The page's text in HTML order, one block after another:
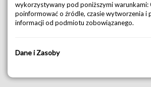
wykorzystywany pod poniższymi warunkami:
poinformować o źródle, czasie wytworzenia i
informacji od podmiotu zobowiązanego.
Dane i Zasoby
Ogólna klauzula informacyjna dla